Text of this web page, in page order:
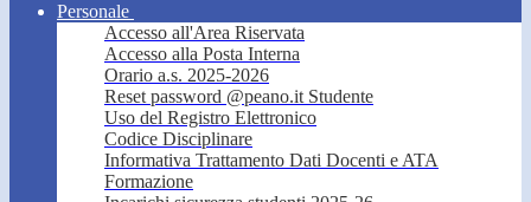
Personale
Accesso all'Area Riservata
Accesso alla Posta Interna
Orario a.s. 2025-2026
Reset password @peano.it Studente
Uso del Registro Elettronico
Codice Disciplinare
Informativa Trattamento Dati Docenti e ATA
Formazione